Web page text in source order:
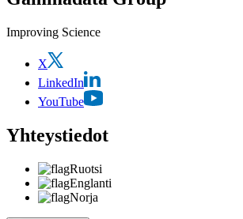
Improving Science
X
LinkedIn
YouTube
Yhteystiedot
Ruotsi
Englanti
Norja